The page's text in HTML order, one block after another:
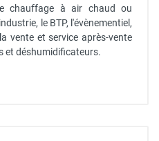
chauffage à air chaud ou
le BTP, l'évènementiel,
vente et service après-vente
et déshumidificateurs.